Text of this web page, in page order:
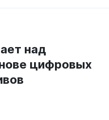
над
цифровых